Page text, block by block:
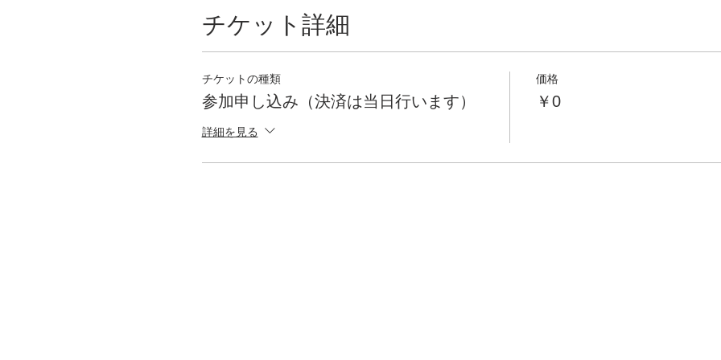
チケット詳細
チケットの種類
参加申し込み（決済は当日行います）
詳細を見る
価格
￥0